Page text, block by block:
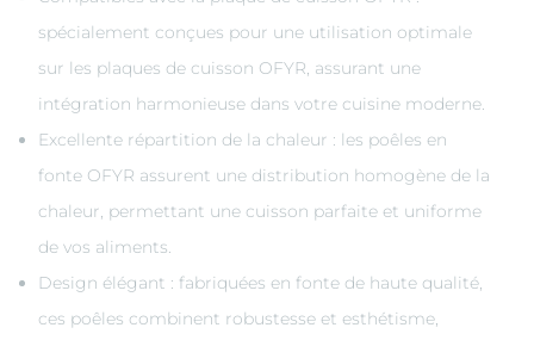
spécialement conçues pour une utilisation optimale
sur les plaques de cuisson OFYR, assurant une
intégration harmonieuse dans votre cuisine moderne.
Excellente répartition de la chaleur : les poêles en
fonte OFYR assurent une distribution homogène de la
chaleur, permettant une cuisson parfaite et uniforme
de vos aliments.
Design élégant : fabriquées en fonte de haute qualité,
ces poêles combinent robustesse et esthétisme,